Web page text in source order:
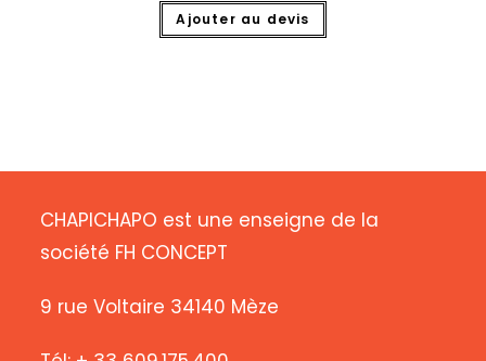
Ajouter au devis
CHAPICHAPO est une enseigne de la
société FH CONCEPT
9 rue Voltaire 34140 Mèze